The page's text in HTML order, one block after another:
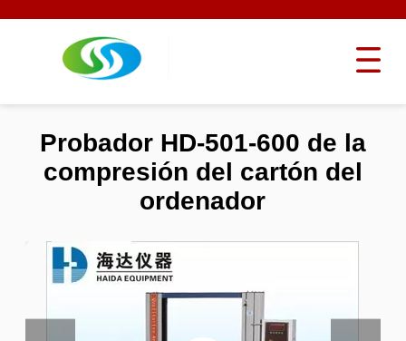
Probador HD-501-600 de la
compresión del cartón del
ordenador